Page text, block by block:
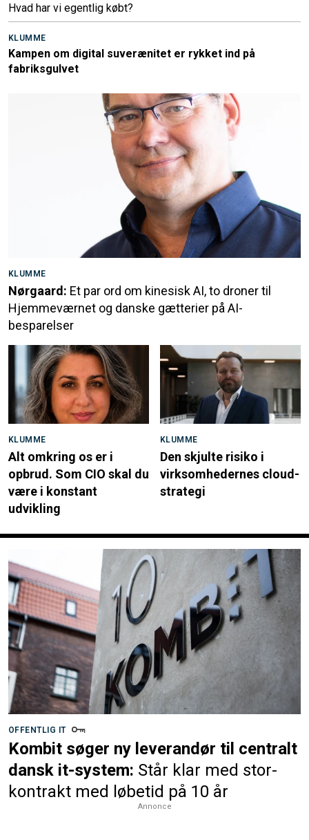
Hvad har vi egentlig købt?
KLUMME
Kampen om digital suverænitet er rykket ind på
fabriksgulvet
KLUMME
Nørgaard: Et par ord om kinesisk AI, to droner til
Hjemmeværnet og danske gætterier på AI-
besparelser
KLUMME
Alt omkring os er i
opbrud. Som CIO skal du
være i konstant
udvikling
KLUMME
Den skjulte risiko i
virksomhedernes cloud-
strategi
OFFENTLIG IT
Kombit søger ny leverandør til centralt
dansk it-system: Står klar med stor-
kontrakt med løbetid på 10 år
Annonce